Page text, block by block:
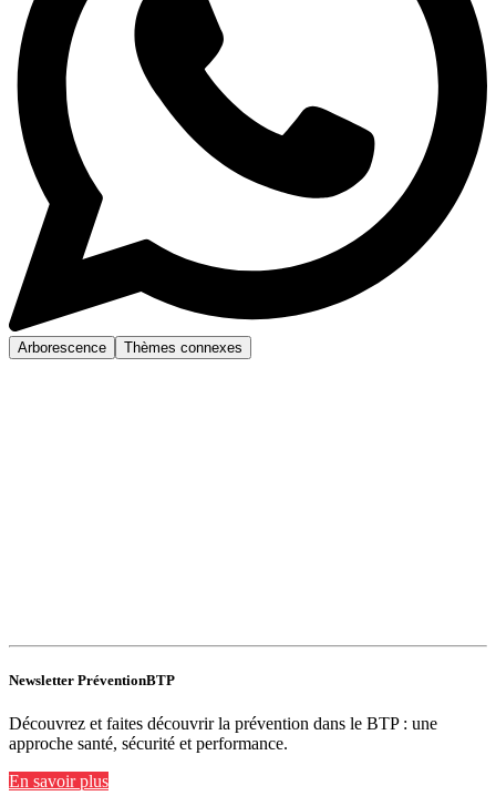
Arborescence Thèmes connexes
Newsletter PréventionBTP
Découvrez et faites découvrir la prévention dans le BTP : une
approche santé, sécurité et performance.
En savoir plus